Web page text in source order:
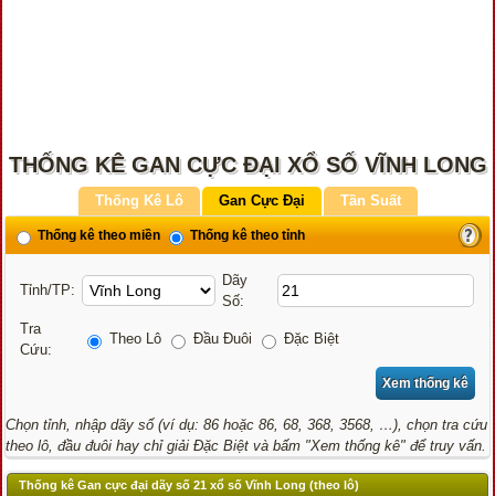
THỐNG KÊ GAN CỰC ĐẠI XỔ SỐ VĨNH LONG
Thống Kê Lô Gan Cực Đại Tần Suất
Thống kê theo miền Thống kê theo tỉnh
Tỉnh/TP:
Dãy
Số:
Tra
Cứu:
Theo Lô Đầu Đuôi Đặc Biệt
Chọn tỉnh, nhập dãy số (ví dụ: 86 hoặc 86, 68, 368, 3568, …), chọn tra cứu
theo lô, đầu đuôi hay chỉ giải Đặc Biệt và bấm "Xem thống kê" để truy vấn.
Thống kê Gan cực đại dãy số 21 xổ số Vĩnh Long (theo lô)